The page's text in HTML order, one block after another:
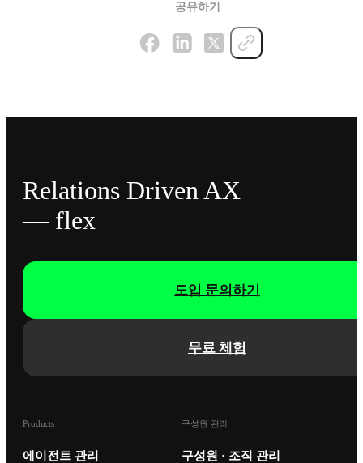
공유하기
Relations Driven AX
— flex
무료 체험
도입 문의하기
Products
에이전트 관리
구성원 관리
구성원 · 조직 관리